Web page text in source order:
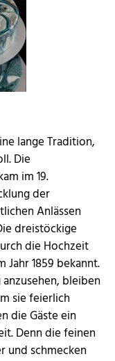
lange Tradition,
Die
im 19.
der
Anlässen
dreistöckige
die Hochzeit
1859 bekannt.
bleiben
sie feierlich
die Gäste ein
Denn die feinen
und schmecken